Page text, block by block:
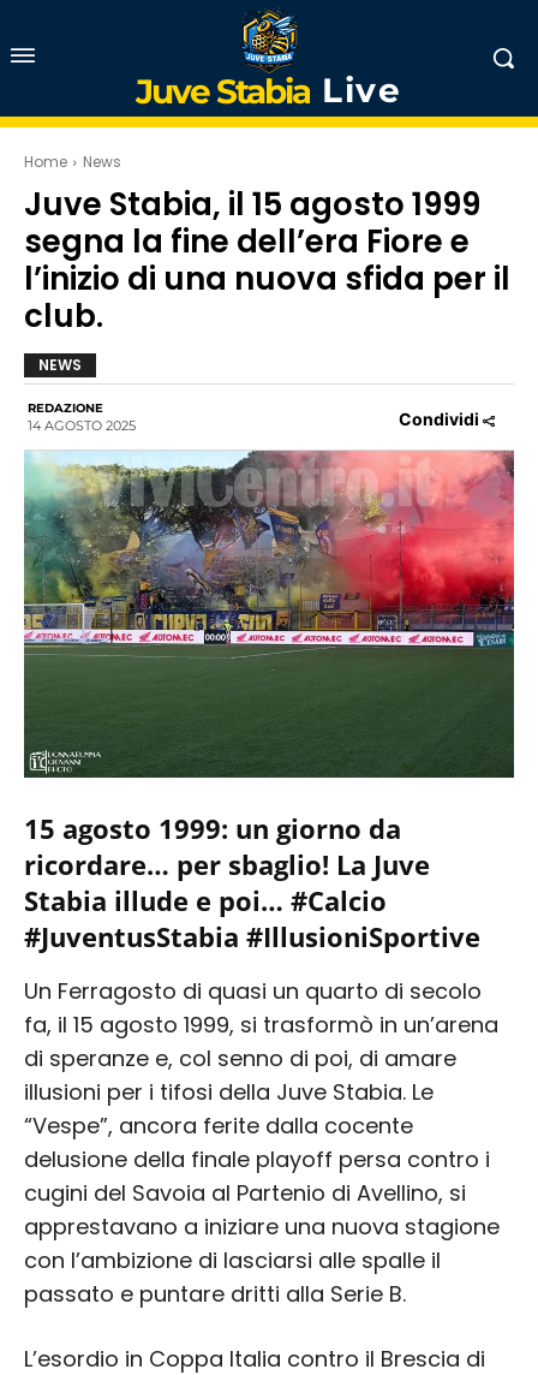
Juve Stabia Live
Home News
Juve Stabia, il 15 agosto 1999
segna la fine dell’era Fiore e
l’inizio di una nuova sfida per il
club.
NEWS
REDAZIONE
14 AGOSTO 2025 Condividi
15 agosto 1999: un giorno da
ricordare… per sbaglio! La Juve
Stabia illude e poi… #Calcio
#JuventusStabia #IllusioniSportive
Un Ferragosto di quasi un quarto di secolo
fa, il 15 agosto 1999, si trasformò in un’arena
di speranze e, col senno di poi, di amare
illusioni per i tifosi della Juve Stabia. Le
“Vespe”, ancora ferite dalla cocente
delusione della finale playoff persa contro i
cugini del Savoia al Partenio di Avellino, si
apprestavano a iniziare una nuova stagione
con l’ambizione di lasciarsi alle spalle il
passato e puntare dritti alla Serie B.
L’esordio in Coppa Italia contro il Brescia di